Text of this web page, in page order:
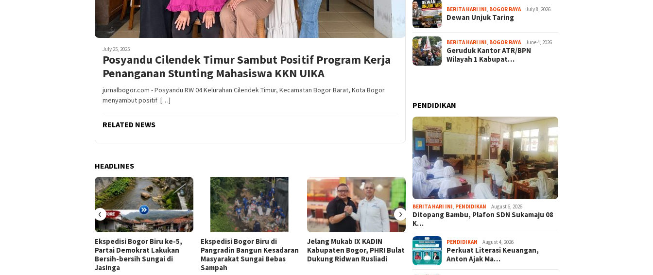
July 25, 2025
Posyandu Cilendek Timur Sambut Positif Program Kerja
Penanganan Stunting Mahasiswa KKN UIKA
jurnalbogor.com - Posyandu RW 04 Kelurahan Cilendek Timur, Kecamatan Bogor Barat, Kota Bogor
menyambut positif […]
RELATED NEWS
HEADLINES
Ekspedisi Bogor Biru ke-5,
Partai Demokrat Lakukan
Bersih-bersih Sungai di
Jasinga
Ekspedisi Bogor Biru di
Pangradin Bangun Kesadaran
Masyarakat Sungai Bebas
Sampah
Jelang Mukab IX KADIN
Kabupaten Bogor, PHRI Bulat
Dukung Ridwan Rusliadi
Cibinong City Mall Hadirkan
“Kita Indonesia – Kreativitas
Anak Bangsa” Rayakan HUT
RI ke-81
Sukamaju 08 Khawatir
‹ ›
BERITA HARI INI BOGOR RAYA July 8, 2026
Dewan Unjuk Taring
BERITA HARI INI BOGOR RAYA June 4, 2026
Geruduk Kantor ATR/BPN
Wilayah 1 Kabupat…
PENDIDIKAN
BERITA HARI INI PENDIDIKAN August 6, 2026
Ditopang Bambu, Plafon SDN Sukamaju 08
K…
PENDIDIKAN August 4, 2026
Perkuat Literasi Keuangan,
Anton Ajak Ma…